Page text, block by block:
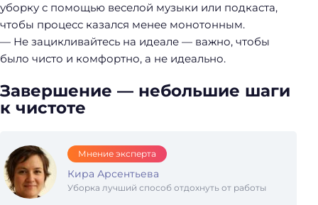
уборку с помощью веселой музыки или подкаста,
чтобы процесс казался менее монотонным.
— Не зацикливайтесь на идеале — важно, чтобы
было чисто и комфортно, а не идеально.
Завершение — небольшие шаги
к чистоте
Мнение эксперта
Кира Арсентьева
Уборка лучший способ отдохнуть от работы
а
й
т
и